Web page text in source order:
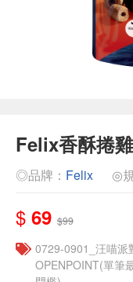
Felix香酥捲
◎品牌： Felix ◎
$ 69 $99
0729-0901_汪喵派
OPENPOINT(單筆